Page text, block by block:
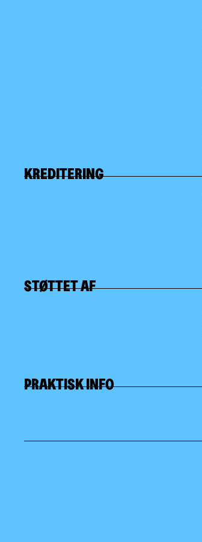
KREDITERING
STØTTET AF
PRAKTISK INFO